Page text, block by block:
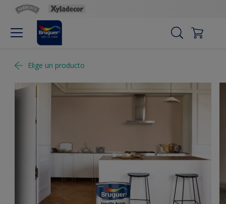
Elige un producto